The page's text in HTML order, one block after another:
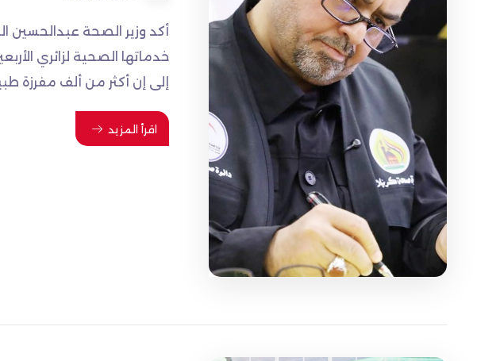
أكد وزير الصحة عبدالحسين
إلى إن أكثر من ألف مفرزة
اقرأ المزيد